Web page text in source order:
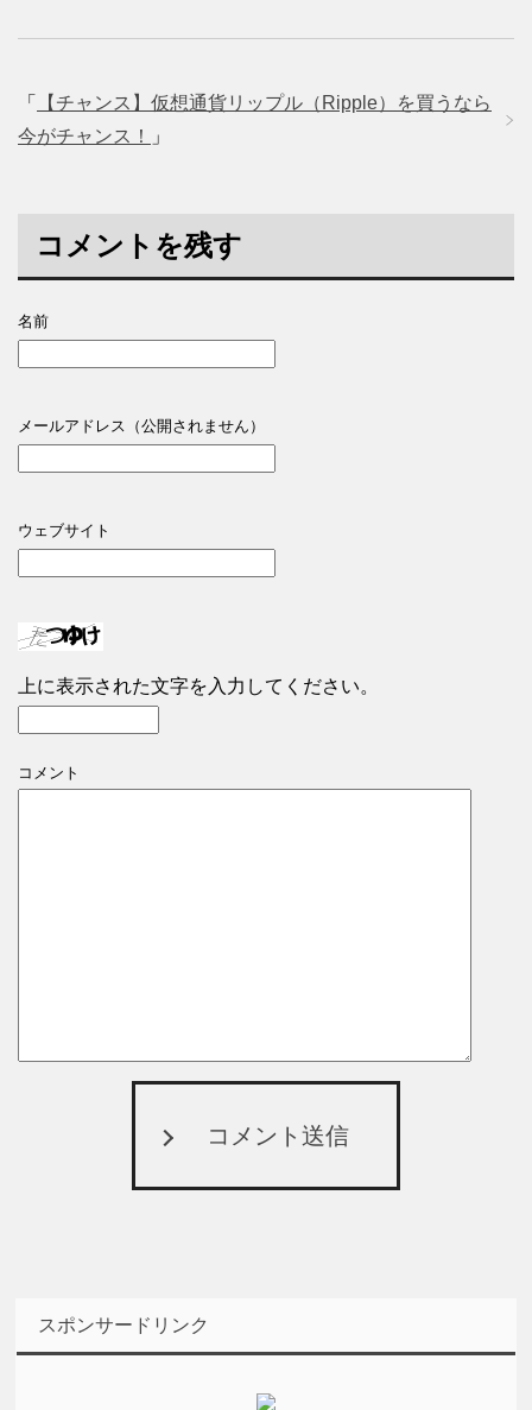
「
【チャンス】仮想通貨リップル（Ripple）を買うなら
今がチャンス！
」
コメントを残す
名前
メールアドレス（公開されません）
ウェブサイト
上に表示された文字を入力してください。
コメント
コメント送信
スポンサードリンク